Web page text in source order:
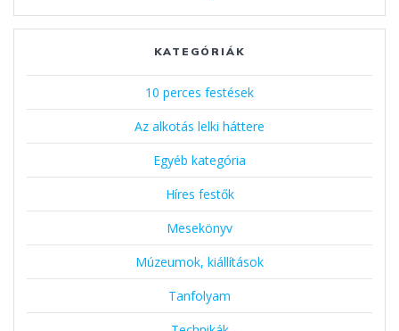
KATEGÓRIÁK
10 perces festések
Az alkotás lelki háttere
Egyéb kategória
Híres festők
Mesekönyv
Múzeumok, kiállítások
Tanfolyam